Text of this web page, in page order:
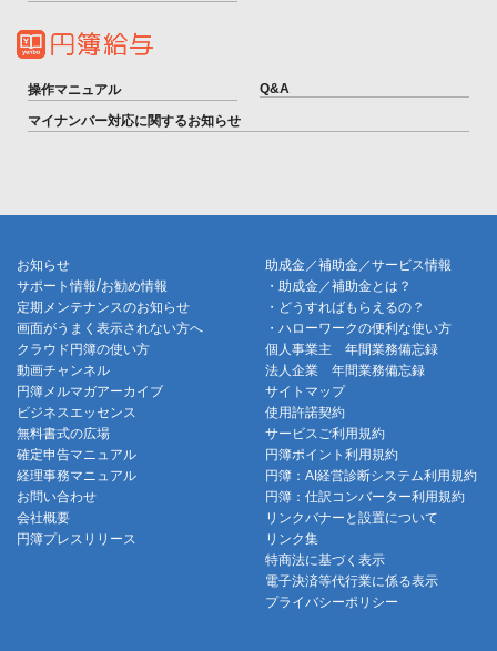
操作マニュアル Q&A
マイナンバー対応に関するお知らせ
お知らせ
サポート情報/お勧め情報
定期メンテナンスのお知らせ
画面がうまく表示されない方へ
クラウド円簿の使い方
動画チャンネル
円簿メルマガアーカイブ
助成金／補助金／サービス情報
・助成金／補助金とは？
・どうすればもらえるの？
・ハローワークの便利な使い方
個人事業主 年間業務備忘録
法人企業 年間業務備忘録
サイトマップ
ビジネスエッセンス
無料書式の広場
確定申告マニュアル
経理事務マニュアル
お問い合わせ
会社概要
円簿プレスリリース
使用許諾契約
サービスご利用規約
円簿ポイント利用規約
円簿：AI経営診断システム利用規約
円簿：仕訳コンバーター利用規約
リンクバナーと設置について
リンク集
特商法に基づく表示
電子決済等代行業に係る表示
プライバシーポリシー